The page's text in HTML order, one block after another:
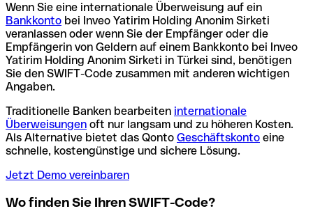
Wenn Sie eine internationale Überweisung auf ein
Bankkonto bei Inveo Yatirim Holding Anonim Sirketi
veranlassen oder wenn Sie der Empfänger oder die
Empfängerin von Geldern auf einem Bankkonto bei Inveo
Yatirim Holding Anonim Sirketi in Türkei sind, benötigen
Sie den SWIFT-Code zusammen mit anderen wichtigen
Angaben.
Traditionelle Banken bearbeiten internationale
Überweisungen oft nur langsam und zu höheren Kosten.
Als Alternative bietet das Qonto Geschäftskonto eine
schnelle, kostengünstige und sichere Lösung.
Jetzt Demo vereinbaren
Wo finden Sie Ihren SWIFT-Code?